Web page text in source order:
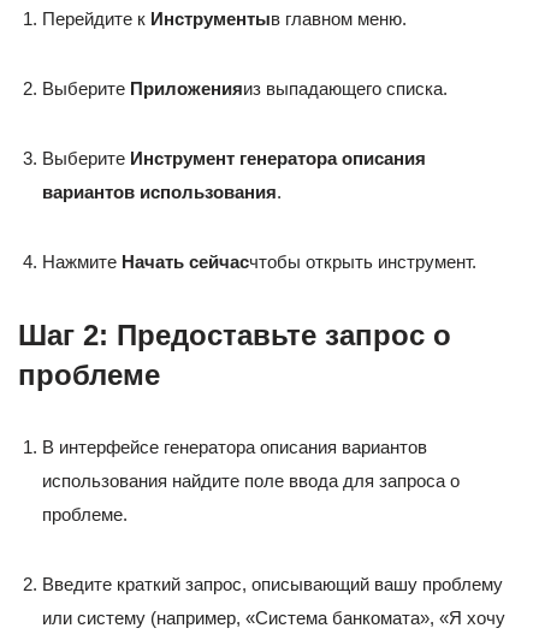
Перейдите к Инструментыв главном меню.
Выберите Приложенияиз выпадающего списка.
Выберите Инструмент генератора описания
вариантов использования.
Нажмите Начать сейчасчтобы открыть инструмент.
Шаг 2: Предоставьте запрос о
проблеме
В интерфейсе генератора описания вариантов
использования найдите поле ввода для запроса о
проблеме.
Введите краткий запрос, описывающий вашу проблему
или систему (например, «Система банкомата», «Я хочу